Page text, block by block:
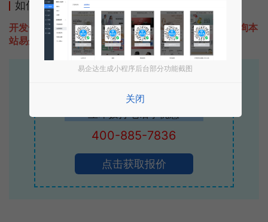
如何开发类似爱美女性时尚网的小程序
开发一款类似爱美女性时尚网的小程序不难，只需要咨询本
站易企达客服即可为您定制开发，免费提供报价。
专业小程序、公众号H5 APP等软件开发
400-885-7836
点击获取报价
易企达生成小程序后台部分功能截图
关闭